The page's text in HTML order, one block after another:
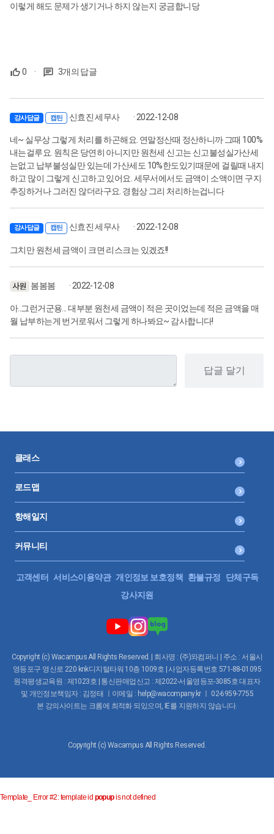
이렇게 해도 문제가 생기거나 하지 않는지 궁금합니당
0 · 3개의 답글
강사답글 캡틴 신효진 세무사 · 2022-12-08
네~ 실무상 그렇게 처리를 하곤해요. 연말정산때 정산하니까 그때 100%
내는걸루요. 원칙은 당연히 아니지만 원천세 신고는 신고불성실가산세
는없고 납부불성실만 있는데 가산세도 10%한도있기때문에 걸릴때 내지
하고 많이 그렇게 신고하고 있어요. 세무서에서도 금액이 소액이면 구지
추징하거나 그러진 않더라구요. 경험상 그리 처리하는겁니다
강사답글 캡틴 신효진 세무사 · 2022-12-08
그치만 원천세 금액이 크면 리스크는 있겠죠!!
봄봄봄 · 2022-12-08
아..그런거군용... 대부분 원천세 금액이 적은 곳이었는데 적은 금액을 매
월 납부하는게 번거로워서 그렇게 하나봐요~ 감사합니다!
답글 달기
클래스
로드맵
항해일지
커뮤니티
고객센터 서비스이용약관 개인정보 보호정책 환불규정
단체구독
강사지원
Copyright (c) Wacampus All Rights Reserved. | 회사명 : (주)와컴퍼니 | 주소 : 서울시
영등포구 영신로 220 knk디지털타워 10층 1009호 | 사업자등록번호 571-88-01095
원격평생교육원 : 제1023호 | 통신판매업신고 : 제2022-서울영등포-3085호 대표자
및 개인정보책임자 : 김정태 ㅣ이메일 : help@wacompany.kr ㅣ 02-6959-7755
본 강의사이트는 크롬에 최적화 되있으며, IE를 지원하지 않습니다.
Copyright (c) Wacampus All Rights Reserved.
Template_ Error #2: template id popupis not defined